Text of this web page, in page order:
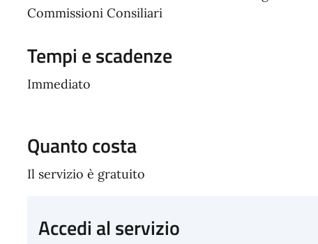
Commissioni Consiliari
Tempi e scadenze
Immediato
Quanto costa
Il servizio è gratuito
Accedi al servizio